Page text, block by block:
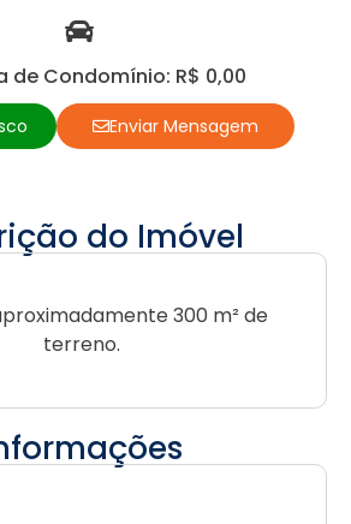
de Condomínio: R$ 0,00
Enviar Mensagem
do Imóvel
300 m² de
terreno.